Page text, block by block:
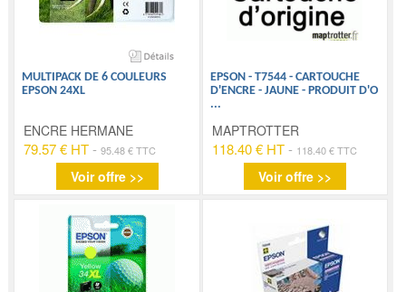
MULTIPACK DE 6 COULEURS
EPSON 24XL
ENCRE HERMANE
79.57 € HT -95.48 € TTC
Voir offre >>
EPSON - T7544 - CARTOUCHE
D'ENCRE - JAUNE - PRODUIT D'O
...
MAPTROTTER
118.40 € HT- 118.40 € TTC
Voir offre >>